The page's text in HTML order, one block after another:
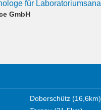
GmbH
Doberschütz (16,6km)